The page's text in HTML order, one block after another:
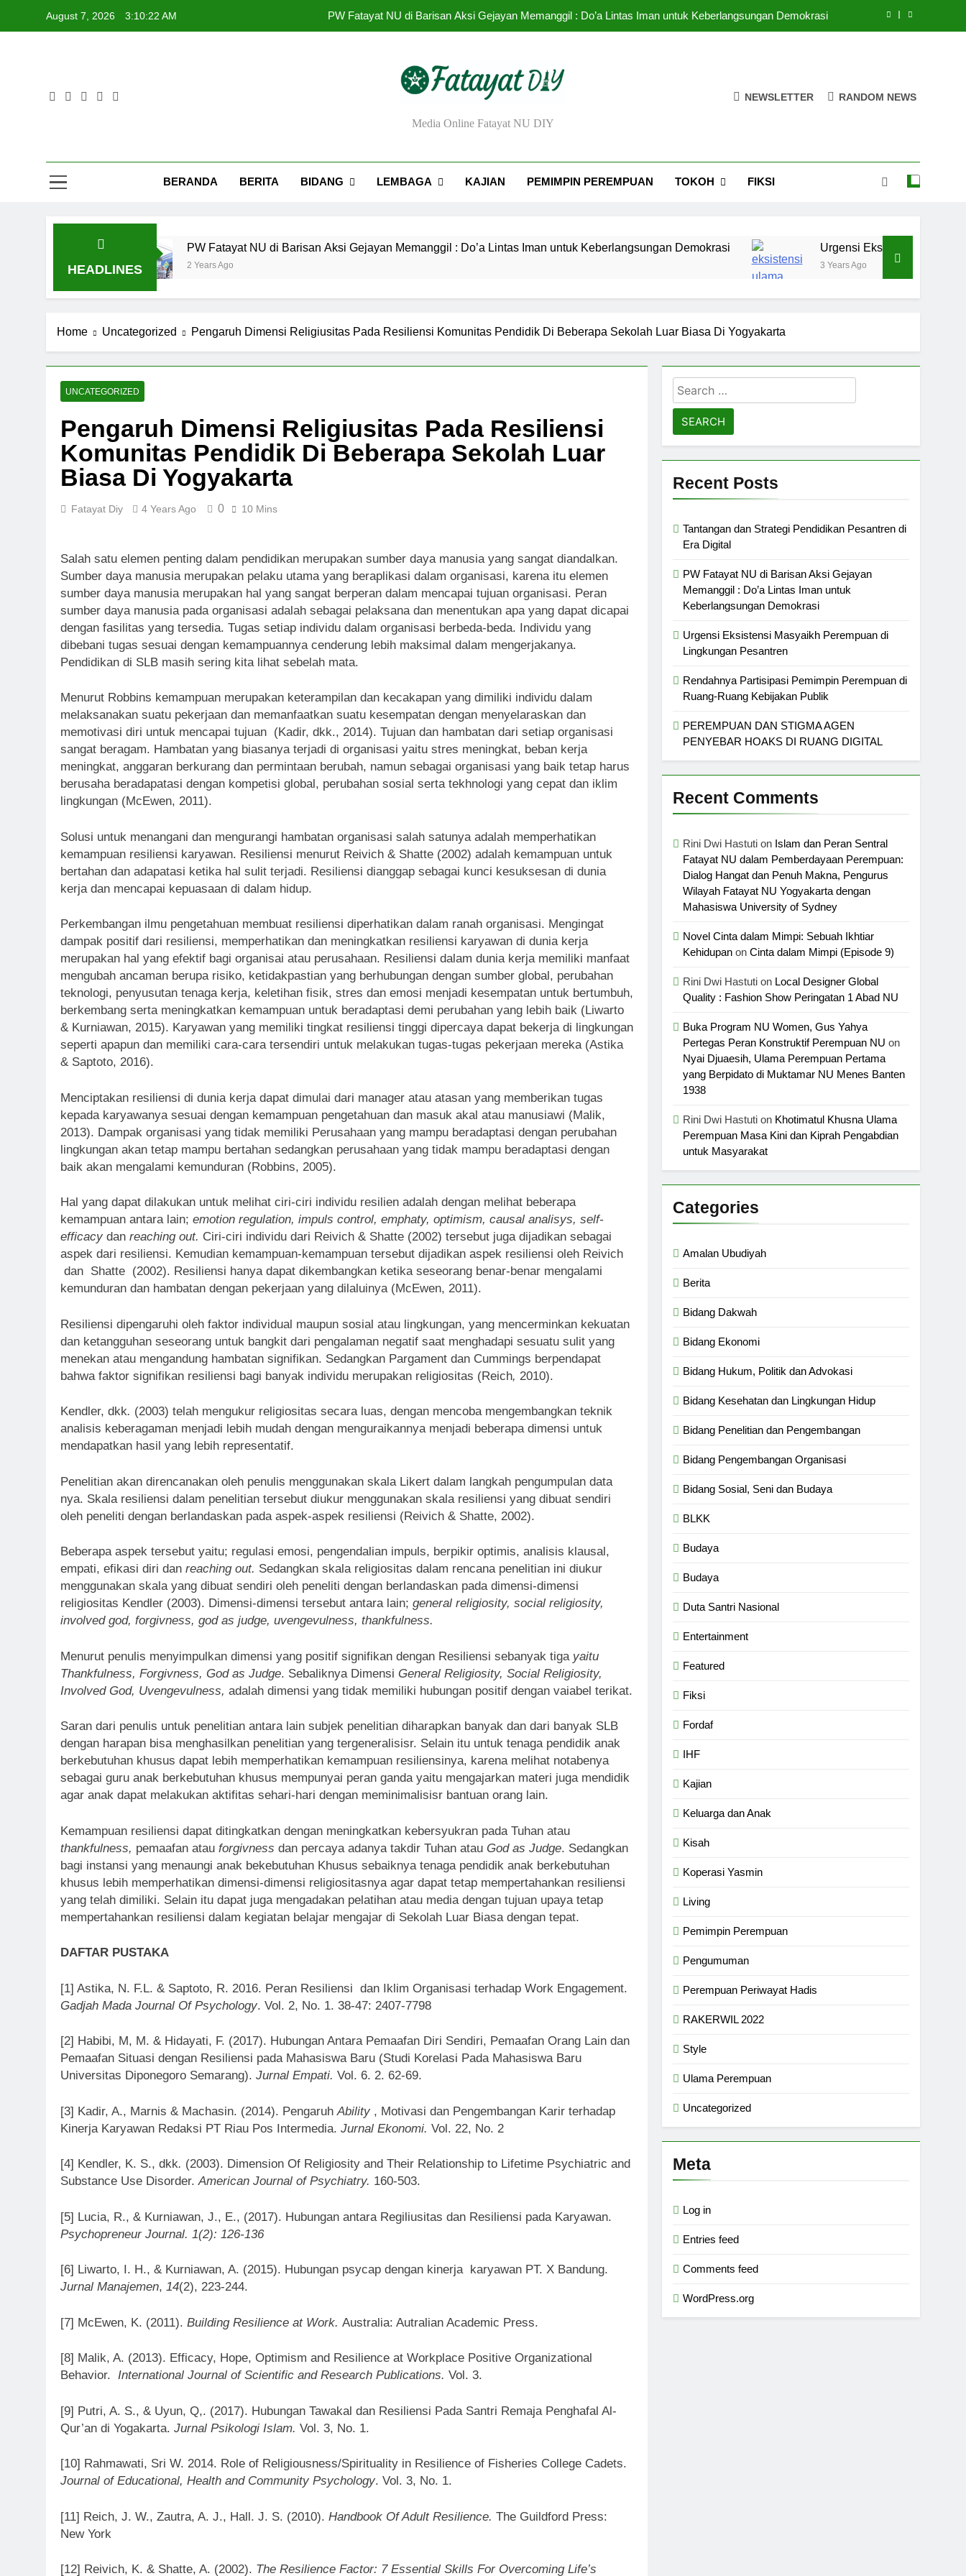
August 7, 2026 3:10:23 AM PW Fatayat NU di Barisan Aksi Gejayan Memanggil : Do’a Lintas Iman untuk Keberlangsungan Demokrasi
Rendahnya Partisipasi Pemimpin Perempuan di Ruang-Ruang Kebijakan Publik
Fatayat NU DIY
Media Online Fatayat NU DIY
NEWSLETTER RANDOM NEWS
BERANDA BERITA BIDANG LEMBAGA KAJIAN PEMIMPIN PEREMPUAN TOKOH FIKSI
HEADLINES
PW Fatayat NU di Barisan Aksi Gejayan Memanggil : Do’a Lintas Iman untuk Keberlangsungan Demokrasi
2 Years Ago
Urgensi Eksistensi Masyaikh
3 Years Ago
Home Uncategorized Pengaruh Dimensi Religiusitas Pada Resiliensi Komunitas Pendidik Di Beberapa Sekolah Luar Biasa Di Yogyakarta
UNCATEGORIZED
Pengaruh Dimensi Religiusitas Pada Resiliensi
Komunitas Pendidik Di Beberapa Sekolah Luar
Biasa Di Yogyakarta
Fatayat Diy 4 Years Ago 0 10 Mins
Salah satu elemen penting dalam pendidikan merupakan sumber daya manusia yang sangat diandalkan.
Sumber daya manusia merupakan pelaku utama yang beraplikasi dalam organisasi, karena itu elemen
sumber daya manusia merupakan hal yang sangat berperan dalam mencapai tujuan organisasi. Peran
sumber daya manusia pada organisasi adalah sebagai pelaksana dan menentukan apa yang dapat dicapai
dengan fasilitas yang tersedia. Tugas setiap individu dalam organisasi berbeda-beda. Individu yang
dibebani tugas sesuai dengan kemampuannya cenderung lebih maksimal dalam mengerjakanya.
Pendidikan di SLB masih sering kita lihat sebelah mata.
Menurut Robbins kemampuan merupakan keterampilan dan kecakapan yang dimiliki individu dalam
melaksanakan suatu pekerjaan dan memanfaatkan suatu kesempatan dengan menyelaraskan dan
memotivasi diri untuk mencapai tujuan (Kadir, dkk., 2014). Tujuan dan hambatan dari setiap organisasi
sangat beragam. Hambatan yang biasanya terjadi di organisasi yaitu stres meningkat, beban kerja
meningkat, anggaran berkurang dan permintaan berubah, namun sebagai organisasi yang baik tetap harus
berusaha beradapatasi dengan kompetisi global, perubahan sosial serta tekhnologi yang cepat dan iklim
lingkungan (McEwen, 2011).
Solusi untuk menangani dan mengurangi hambatan organisasi salah satunya adalah memperhatikan
kemampuan resiliensi karyawan. Resiliensi menurut Reivich & Shatte (2002) adalah kemampuan untuk
bertahan dan adapatasi ketika hal sulit terjadi. Resiliensi dianggap sebagai kunci kesuksesan di dunia
kerja dan mencapai kepuasaan di dalam hidup.
Perkembangan ilmu pengetahuan membuat resiliensi diperhatikan dalam ranah organisasi. Mengingat
dampak positif dari resiliensi, memperhatikan dan meningkatkan resiliensi karyawan di dunia kerja
merupakan hal yang efektif bagi organisai atau perusahaan. Resiliensi dalam dunia kerja memiliki manfaat
mengubah ancaman berupa risiko, ketidakpastian yang berhubungan dengan sumber global, perubahan
teknologi, penyusutan tenaga kerja, keletihan fisik, stres dan emosi menjadi kesempatan untuk bertumbuh,
berkembang serta meningkatkan kemampuan untuk beradaptasi demi perubahan yang lebih baik (Liwarto
& Kurniawan, 2015). Karyawan yang memiliki tingkat resiliensi tinggi dipercaya dapat bekerja di lingkungan
seperti apapun dan memiliki cara-cara tersendiri untuk melakukan tugas-tugas pekerjaan mereka (Astika
& Saptoto, 2016).
Menciptakan resiliensi di dunia kerja dapat dimulai dari manager atau atasan yang memberikan tugas
kepada karyawanya sesuai dengan kemampuan pengetahuan dan masuk akal atau manusiawi (Malik,
2013). Dampak organisasi yang tidak memiliki Perusahaan yang mampu beradaptasi dengan perubahan
lingkungan akan tetap mampu bertahan sedangkan perusahaan yang tidak mampu beradaptasi dengan
baik akan mengalami kemunduran (Robbins, 2005).
Hal yang dapat dilakukan untuk melihat ciri-ciri individu resilien adalah dengan melihat beberapa
kemampuan antara lain; emotion regulation, impuls control, emphaty, optimism, causal analisys, self-
efficacy dan reaching out. Ciri-ciri individu dari Reivich & Shatte (2002) tersebut juga dijadikan sebagai
aspek dari resiliensi. Kemudian kemampuan-kemampuan tersebut dijadikan aspek resiliensi oleh Reivich
dan Shatte (2002). Resiliensi hanya dapat dikembangkan ketika seseorang benar-benar mengalami
kemunduran dan hambatan dengan pekerjaan yang dilaluinya (McEwen, 2011).
Resiliensi dipengaruhi oleh faktor individual maupun sosial atau lingkungan, yang mencerminkan kekuatan
dan ketangguhan seseorang untuk bangkit dari pengalaman negatif saat menghadapi sesuatu sulit yang
menekan atau mengandung hambatan signifikan. Sedangkan Pargament dan Cummings berpendapat
bahwa faktor signifikan resiliensi bagi banyak individu merupakan religiositas (Reich, 2010).
Kendler, dkk. (2003) telah mengukur religiositas secara luas, dengan mencoba mengembangkan teknik
analisis keberagaman menjadi lebih mudah dengan menguraikannya menjadi beberapa dimensi untuk
mendapatkan hasil yang lebih representatif.
Penelitian akan direncanakan oleh penulis menggunakan skala Likert dalam langkah pengumpulan data
nya. Skala resiliensi dalam penelitian tersebut diukur menggunakan skala resiliensi yang dibuat sendiri
oleh peneliti dengan berlandaskan pada aspek-aspek resiliensi (Reivich & Shatte, 2002).
Beberapa aspek tersebut yaitu; regulasi emosi, pengendalian impuls, berpikir optimis, analisis klausal,
empati, efikasi diri dan reaching out. Sedangkan skala religiositas dalam rencana penelitian ini diukur
menggunakan skala yang dibuat sendiri oleh peneliti dengan berlandaskan pada dimensi-dimensi
religiositas Kendler (2003). Dimensi-dimensi tersebut antara lain; general religiosity, social religiosity,
involved god, forgivness, god as judge, uvengevulness, thankfulness.
Menurut penulis menyimpulkan dimensi yang positif signifikan dengan Resiliensi sebanyak tiga yaitu
Thankfulness, Forgivness, God as Judge. Sebaliknya Dimensi General Religiosity, Social Religiosity,
Involved God, Uvengevulness, adalah dimensi yang tidak memiliki hubungan positif dengan vaiabel terikat.
Saran dari penulis untuk penelitian antara lain subjek penelitian diharapkan banyak dan dari banyak SLB
dengan harapan bisa menghasilkan penelitian yang tergeneralisisr. Selain itu untuk tenaga pendidik anak
berkebutuhan khusus dapat lebih memperhatikan kemampuan resiliensinya, karena melihat notabenya
sebagai guru anak berkebutuhan khusus mempunyai peran ganda yaitu mengajarkan materi juga mendidik
agar anak dapat melakukan aktifitas sehari-hari dengan meminimalisisr bantuan orang lain.
Kemampuan resiliensi dapat ditingkatkan dengan meningkatkan kebersyukran pada Tuhan atau
thankfulness, pemaafan atau forgivness dan percaya adanya takdir Tuhan atau God as Judge. Sedangkan
bagi instansi yang menaungi anak bekebutuhan Khusus sebaiknya tenaga pendidik anak berkebutuhan
khusus lebih memperhatikan dimensi-dimensi religiositasnya agar dapat tetap mempertahankan resiliensi
yang telah dimiliki. Selain itu dapat juga mengadakan pelatihan atau media dengan tujuan upaya tetap
mempertahankan resiliensi dalam kegiatan belajar mengajar di Sekolah Luar Biasa dengan tepat.
DAFTAR PUSTAKA
[1] Astika, N. F.L. & Saptoto, R. 2016. Peran Resiliensi dan Iklim Organisasi terhadap Work Engagement.
Gadjah Mada Journal Of Psychology. Vol. 2, No. 1. 38-47: 2407-7798
[2] Habibi, M, M. & Hidayati, F. (2017). Hubungan Antara Pemaafan Diri Sendiri, Pemaafan Orang Lain dan
Pemaafan Situasi dengan Resiliensi pada Mahasiswa Baru (Studi Korelasi Pada Mahasiswa Baru
Universitas Diponegoro Semarang). Jurnal Empati. Vol. 6. 2. 62-69.
[3] Kadir, A., Marnis & Machasin. (2014). Pengaruh Ability , Motivasi dan Pengembangan Karir terhadap
Kinerja Karyawan Redaksi PT Riau Pos Intermedia. Jurnal Ekonomi. Vol. 22, No. 2
[4] Kendler, K. S., dkk. (2003). Dimension Of Religiosity and Their Relationship to Lifetime Psychiatric and
Substance Use Disorder.American Journal of Psychiatry. 160-503.
[5] Lucia, R., & Kurniawan, J., E., (2017). Hubungan antara Regiliusitas dan Resiliensi pada Karyawan.
Psychopreneur Journal. 1(2): 126-136
[6] Liwarto, I. H., & Kurniawan, A. (2015). Hubungan psycap dengan kinerja karyawan PT. X Bandung.
Jurnal Manajemen, 14(2), 223-244.
[7] McEwen, K. (2011). Building Resilience at Work. Australia: Autralian Academic Press.
[8] Malik, A. (2013). Efficacy, Hope, Optimism and Resilience at Workplace Positive Organizational
Behavior. International Journal of Scientific and Research Publications. Vol. 3.
[9] Putri, A. S., & Uyun, Q,. (2017). Hubungan Tawakal dan Resiliensi Pada Santri Remaja Penghafal Al-
Qur’an di Yogakarta. Jurnal Psikologi Islam. Vol. 3, No. 1.
[10] Rahmawati, Sri W. 2014. Role of Religiousness/Spirituality in Resilience of Fisheries College Cadets.
Journal of Educational, Health and Community Psychology. Vol. 3, No. 1.
[11] Reich, J. W., Zautra, A. J., Hall. J. S. (2010). Handbook Of Adult Resilience. The Guildford Press:
New York
[12] Reivich, K. & Shatte, A. (2002). The Resilience Factor: 7 Essential Skills For Overcoming Life’s
Search
for:
Recent Posts
Tantangan dan Strategi Pendidikan Pesantren di
Era Digital
PW Fatayat NU di Barisan Aksi Gejayan
Memanggil : Do’a Lintas Iman untuk
Keberlangsungan Demokrasi
Urgensi Eksistensi Masyaikh Perempuan di
Lingkungan Pesantren
Rendahnya Partisipasi Pemimpin Perempuan di
Ruang-Ruang Kebijakan Publik
PEREMPUAN DAN STIGMA AGEN
PENYEBAR HOAKS DI RUANG DIGITAL
Recent Comments
Rini Dwi Hastuti on Islam dan Peran Sentral
Fatayat NU dalam Pemberdayaan Perempuan:
Dialog Hangat dan Penuh Makna, Pengurus
Wilayah Fatayat NU Yogyakarta dengan
Mahasiswa University of Sydney
Novel Cinta dalam Mimpi: Sebuah Ikhtiar
Kehidupan onCinta dalam Mimpi (Episode 9)
Rini Dwi Hastuti on Local Designer Global
Quality : Fashion Show Peringatan 1 Abad NU
Buka Program NU Women, Gus Yahya
Pertegas Peran Konstruktif Perempuan NU on
Nyai Djuaesih, Ulama Perempuan Pertama
yang Berpidato di Muktamar NU Menes Banten
1938
Rini Dwi Hastuti on Khotimatul Khusna Ulama
Perempuan Masa Kini dan Kiprah Pengabdian
untuk Masyarakat
Categories
Amalan Ubudiyah
Berita
Bidang Dakwah
Bidang Ekonomi
Bidang Hukum, Politik dan Advokasi
Bidang Kesehatan dan Lingkungan Hidup
Bidang Penelitian dan Pengembangan
Bidang Pengembangan Organisasi
Bidang Sosial, Seni dan Budaya
BLKK
Budaya
Budaya
Duta Santri Nasional
Entertainment
Featured
Fiksi
Fordaf
IHF
Kajian
Keluarga dan Anak
Kisah
Koperasi Yasmin
Living
Pemimpin Perempuan
Pengumuman
Perempuan Periwayat Hadis
RAKERWIL 2022
Style
Ulama Perempuan
Uncategorized
Meta
Log in
Entries feed
Comments feed
WordPress.org